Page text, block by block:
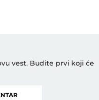
vest. Budite prvi koji će